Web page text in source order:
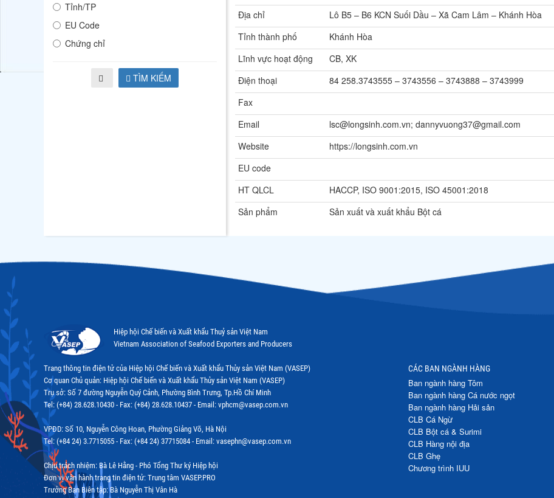
Tỉnh/TP
EU Code
Chứng chỉ
TÌM KIẾM
Địa chỉ
Lô B5 – B6 KCN Suối Dầu – Xã Cam Lâm – Khánh Hòa
Tỉnh thành phố
Khánh Hòa
Lĩnh vực hoạt động
CB, XK
Điện thoại
84 258.3743555 – 3743556 – 3743888 – 3743999
Fax
Email
lsc@longsinh.com.vn; dannyvuong37@gmail.com
Website
https://longsinh.com.vn
EU code
HT QLCL
HACCP, ISO 9001:2015, ISO 45001:2018
Sản phẩm
Sản xuất và xuất khẩu Bột cá
Hiệp hội Chế biến và Xuất khẩu Thuỷ sản Việt Nam
Vietnam Association of Seafood Exporters and Producers
Trang thông tin điện tử của Hiệp hội Chế biến và Xuất khẩu Thủy sản Việt Nam (VASEP)
Cơ quan Chủ quản: Hiệp hội Chế biến và Xuất khẩu Thủy sản Việt Nam (VASEP)
Trụ sở: Số 7 đường Nguyễn Quý Cảnh, Phường Bình Trưng, Tp.Hồ Chí Minh
Tel: (+84) 28.628.10430 - Fax: (+84) 28.628.10437 - Email: vphcm@vasep.com.vn
VPĐD: Số 10, Nguyễn Công Hoan, Phường Giảng Võ, Hà Nội
Tel: (+84 24) 3.7715055 - Fax: (+84 24) 37715084 - Email: vasephn@vasep.com.vn
Chịu trách nhiệm: Bà Lê Hằng - Phó Tổng Thư ký Hiệp hội
Đơn vị vận hành trang tin điện tử: Trung tâm VASEP.PRO
Trưởng Ban Biên tập: Bà Nguyễn Thị Vân Hà
CÁC BAN NGÀNH HÀNG
Ban ngành hàng Tôm
Ban ngành hàng Cá nước ngọt
Ban ngành hàng Hải sản
CLB Cá Ngừ
CLB Bột cá & Surimi
CLB Hàng nội địa
CLB Ghẹ
Chương trình IUU